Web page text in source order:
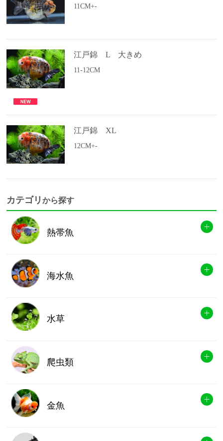
11CM+-
江戸錦 L 大きめ
11-12CM
江戸錦 XL
12CM+-
カテゴリから探す
熱帯魚
海水魚
水草
爬虫類
金魚